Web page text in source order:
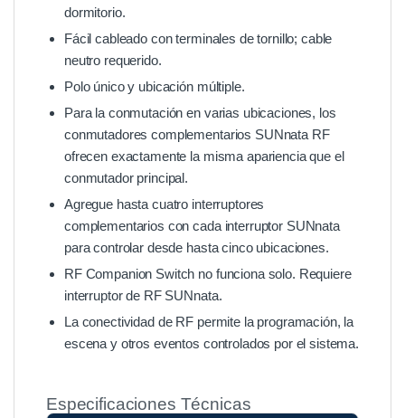
dormitorio.
Fácil cableado con terminales de tornillo; cable
neutro requerido.
Polo único y ubicación múltiple.
Para la conmutación en varias ubicaciones, los
conmutadores complementarios SUNnata RF
ofrecen exactamente la misma apariencia que el
conmutador principal.
Agregue hasta cuatro interruptores
complementarios con cada interruptor SUNnata
para controlar desde hasta cinco ubicaciones.
RF Companion Switch no funciona solo. Requiere
interruptor de RF SUNnata.
La conectividad de RF permite la programación, la
escena y otros eventos controlados por el sistema.
Especificaciones Técnicas